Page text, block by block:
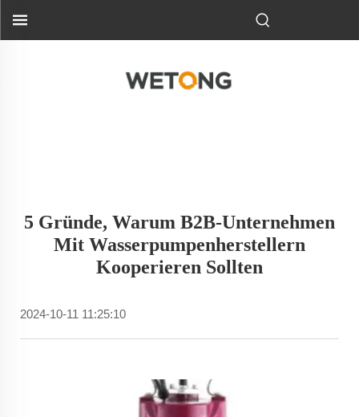
5 Gründe, Warum B2B-Unternehmen
Mit Wasserpumpenherstellern
Kooperieren Sollten
2024-10-11 11:25:10